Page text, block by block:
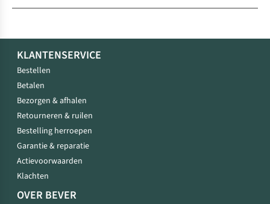
KLANTENSERVICE
Bestellen
Betalen
Bezorgen & afhalen
Retourneren & ruilen
Bestelling herroepen
Garantie & reparatie
Actievoorwaarden
Klachten
OVER BEVER